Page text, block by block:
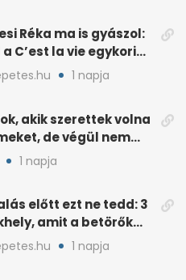
Réka ma is gyászol:
C’est la vie egykori
1 napja
akik szerettek volna
de végül nem
nekik
1 napja
előtt ezt ne tedd: 3
amit a betörők
1 napja